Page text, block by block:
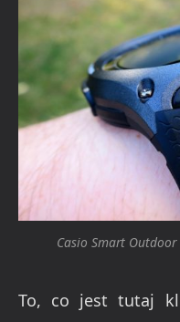
Casio Smart
To, co jest tutaj